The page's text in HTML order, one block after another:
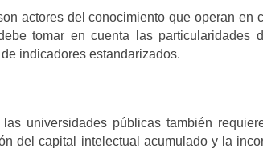
actores del conocimiento que operan en
tomar en cuenta las particularidades
indicadores estandarizados.
universidades públicas también
del capital intelectual acumulado y la